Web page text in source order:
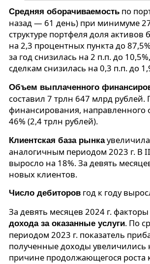
Средняя оборачиваемость по
назад — 61 день) при минимуме
структуре портфеля доля активов
на 2,3 процентных пункта до
за год снизилась на 2 п.п. до
сделкам снизилась на 0,3 п.п. до
Объем выплаченного
составил 7 трлн 647 млрд
финансирования,
46% (2,4 трлн рублей).
Клиентская база рынка
аналогичным периодом 2023 г. В
выросло на 18%. За девять
новых клиентов.
Число дебиторов год к году
За девять месяцев 2024 г.
дохода за оказанные услуги. По
периодом 2023 г. показатель
полученные доходы увеличились
причине продолжающегося роста